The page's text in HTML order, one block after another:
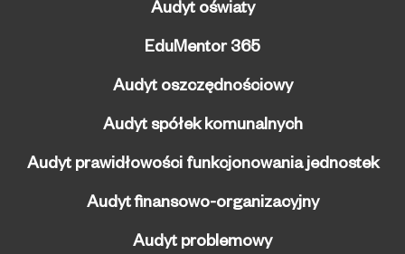
Audyt oświaty
EduMentor 365
Audyt oszczędnościowy
Audyt spółek komunalnych
Audyt prawidłowości funkcjonowania jednostek
Audyt finansowo-organizacyjny
Audyt problemowy